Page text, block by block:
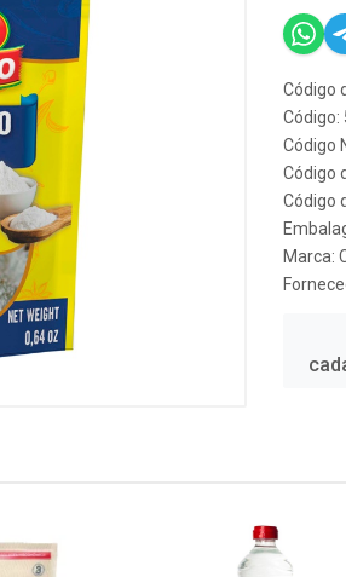
Código
Código:
Código
Código
Código
Marca: